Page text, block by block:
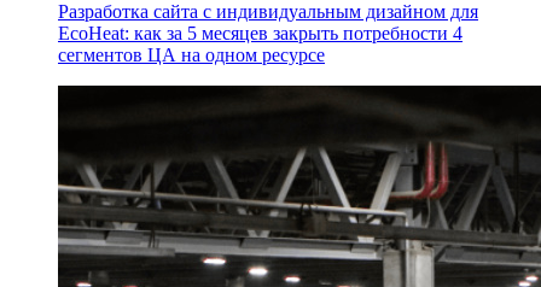
Разработка сайта с индивидуальным дизайном для
EcoHeat: как за 5 месяцев закрыть потребности 4
сегментов ЦА на одном ресурсе